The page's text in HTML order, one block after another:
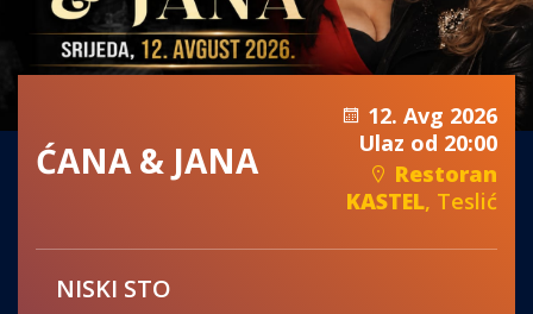
ĆANA & JANA
12. Avg 2026
Ulaz od 20:00
Restoran
KASTEL, Teslić
NISKI STO